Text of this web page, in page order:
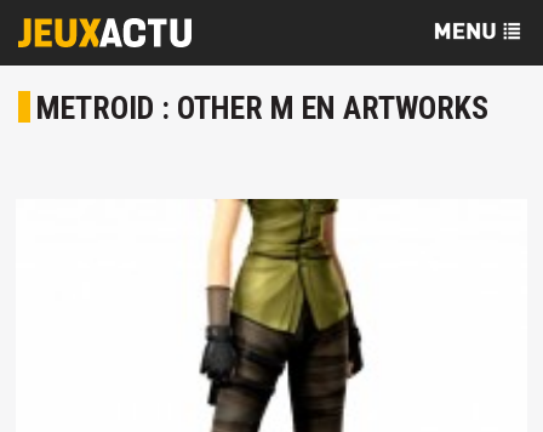
METROID : OTHER M EN ARTWORKS